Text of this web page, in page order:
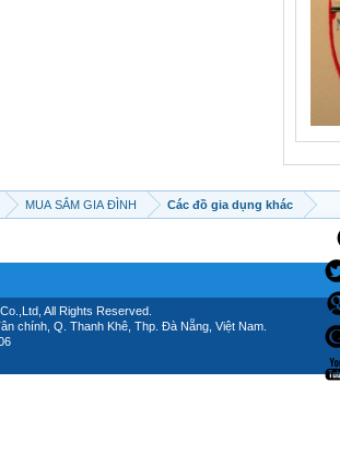
MUA SẮM GIA ĐÌNH Các đồ gia dụng khác
All Rights Reserved.
chính, Q. Thanh Khê, Thp. Đà Nẵng, Việt Nam.